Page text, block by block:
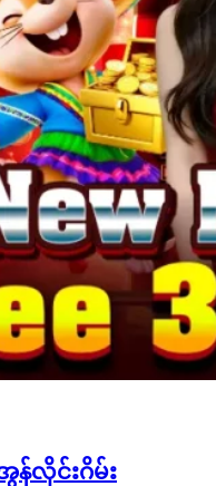
အွန်လိုင်းဂိမ်း